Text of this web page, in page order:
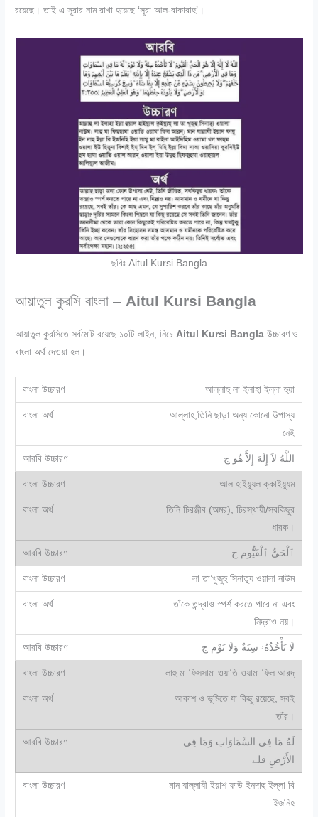
রয়েছে। তাই এ সূরার নাম রাখা হয়েছে ‘সূরা আল-বাকারাহ’।
ছবিঃ Aitul Kursi Bangla
আয়াতুল কুরসি বাংলা – Aitul Kursi Bangla
আয়াতুল কুরসিতে সর্বমোট রয়েছে ১০টি লাইন, নিচেAitul Kursi Bangla উচ্চারণ ও
বাংলা অর্থ দেওয়া হল।
আল্লাহু লা ইলাহা ইল্লা হুয়া
আল্লাহ,তিনি ছাড়া অন্য কোনো উপাস্য
নেই
اللَّهُ لاَ إِلَهَ إِلاَّ هُو ج
আল হাইয়্যুল ক্কাইয়্যুম
তিনি চিরঞ্জীব (অমর), চিরস্থায়ী/সবকিছুর
ধারক।
ٱلْحَىُّ ٱلْقَيُّوم ج
লা তা’খুজুহু সিনাত্যু ওয়ালা নাউম
তাঁকে তন্দ্রাও স্পর্শ করতে পারে না এবং
নিদ্রাও নয়।
لَا تَأْخُذُهُۥ سِنَةٌ وَلَا نَوْم ج
লাহু মা ফিসসামা ওয়াতি ওয়ামা ফিল আরদ্
আকাশ ও ভূমিতে যা কিছু রয়েছে, সবই
তাঁর।
لَهُ مَا فِي السَّمَاوَاتِ وَمَا فِي
الأَرْضِ قلے
মান যাল্লাযী ইয়াশ ফাউ ইনদাহু ইল্লা বি
ইজনিহ